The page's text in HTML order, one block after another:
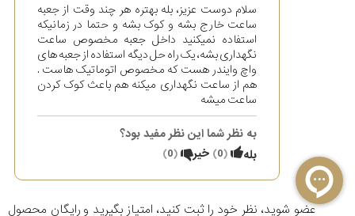
سلام دوست عزیز، بله بهتره هر چند وقت از جعبه
ساعت خارج بشه و کوک بشه و حتما در زمانیکه
استفاده نمیکنید داخل جعبه مخصوص ساعت
نگهداری بشه، یک راه حل دیگه استفاده از جعبه های
واچ وایندر هست که مخصوص اتوماتیک هاست .
هم از ساعت نگهداری میکنه هم باعث کوک کردن
ساعت میشه
به نظر شما این نظر مفید بود؟
بله
(
0
) خیر (
0
)
عضو شوید، نظر خود را ثبت کنید، امتیاز بگیرید و رایگان محصول